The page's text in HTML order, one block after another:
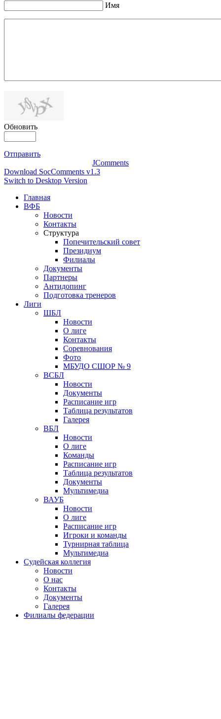
Имя
Обновить
Отправить
JComments
Download SocComments v1.3
Switch to Desktop Version
Главная
ВФБ
Новости
Контакты
Структура
Попечительский совет
Президиум
Филиалы
Документы
Партнеры
Антидопинг
Подготовка тренеров
Лиги
ШБЛ
Новости
О лиге
Контакты
Соревнования
Фото
МБУДО СШОР № 9
ВСБЛ
Новости
Документы
Расписание игр
Таблица результатов
Галерея
ВБЛ
Новости
О лиге
Команды
Расписание игр
Таблица результатов
Документы
Мультимедиа
ВАУБ
Новости
О лиге
Расписание игр
Игроки и команды
Турнирная таблица
Мультимедиа
Судейская коллегия
Новости
О нас
Контакты
Документы
Галерея
Филиалы федерации